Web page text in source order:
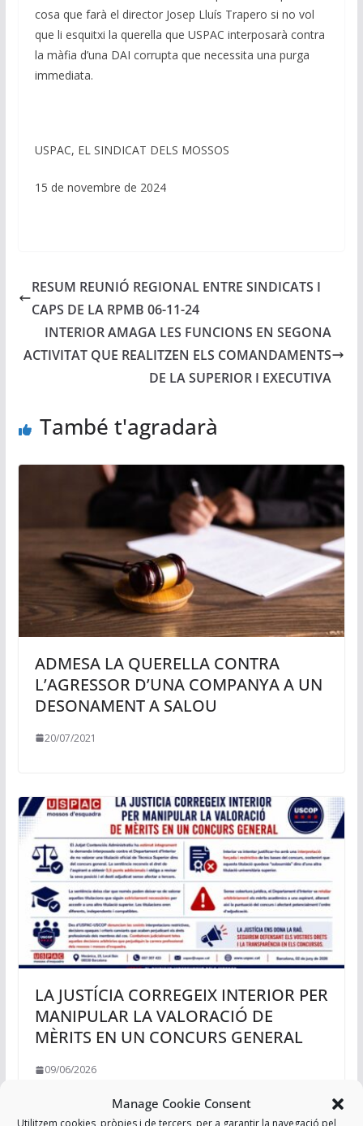
Manage Cookie Consent
Utilitzem cookies, pròpies i de tercers, per a garantir la navegació pel
cosa que farà el director Josep Lluís Trapero si no vol
que li esquitxi la querella que USPAC interposarà contra
la màfia d’una DAI corrupta que necessita una purga
immediata.
USPAC, EL SINDICAT DELS MOSSOS
15 de novembre de 2024
RESUM REUNIÓ REGIONAL ENTRE SINDICATS I
CAPS DE LA RPMB 06-11-24
INTERIOR AMAGA LES FUNCIONS EN SEGONA
ACTIVITAT QUE REALITZEN ELS COMANDAMENTS
DE LA SUPERIOR I EXECUTIVA
També t'agradarà
ADMESA LA QUERELLA CONTRA
L’AGRESSOR D’UNA COMPANYA A UN
DESONAMENT A SALOU
20/07/2021
LA JUSTÍCIA CORREGEIX INTERIOR PER
MANIPULAR LA VALORACIÓ DE
MÈRITS EN UN CONCURS GENERAL
09/06/2026